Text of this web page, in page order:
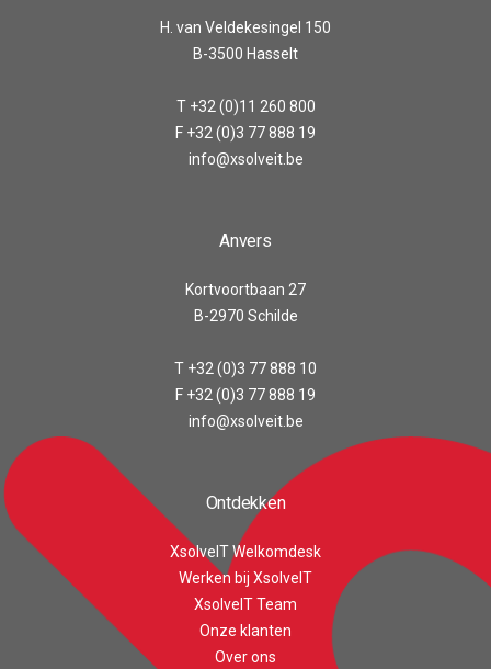
H. van Veldekesingel 150
B-3500 Hasselt
T +32 (0)11 260 800
F +32 (0)3 77 888 19
info@xsolveit.be
Anvers
Kortvoortbaan 27
B-2970 Schilde
T +32 (0)3 77 888 10
F +32 (0)3 77 888 19
info@xsolveit.be
Ontdekken
XsolveIT Welkomdesk
Werken bij XsolveIT
XsolveIT Team
Onze klanten
Over ons
Customer reviews and experiences for